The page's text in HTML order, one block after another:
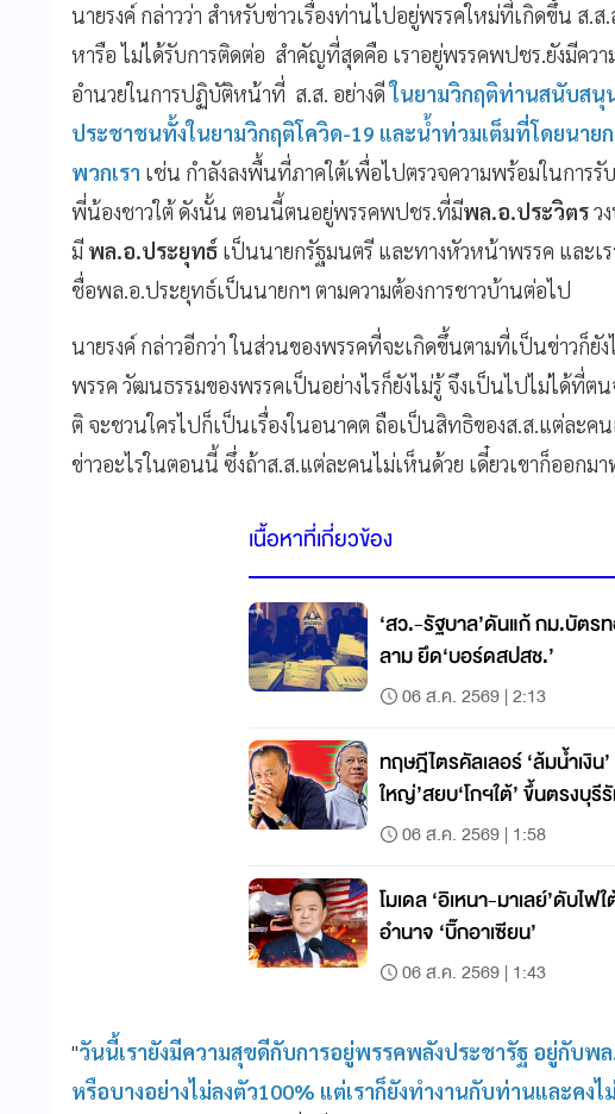
นายรงค์ กล่าวว่า สำหรับข่าวเรื่องท่านไปอยู่พรรคใหม่ที่เกิดขึ้น ส.ส
หารือ​ ไม่ได้รับการติดต่อ สำคัญที่สุดคือ เราอยู่พรรคพปชร.ยังมีคว
อำนวยในการปฏิบัติหน้าที่ ส.ส. อย่างดีในยามวิกฤติท่านสนับสนุ
ประชาชนทั้งในยามวิกฤติโควิด-19 และน้ำท่วมเต็มที่โดยนาย
พวกเรา เช่น กำลังลงพื้นที่ภาคใต้เพื่อไปตรวจความพร้อมในการ
พี่น้องชาวใต้ ดังนั้น ตอนนี้ตนอยู่พรรคพปชร.ที่มีพล.อ.ประวิตรว
มี พล.อ.ประยุทธ์ เป็นนายกรัฐมนตรี และทางหัวหน้าพรรค และเ
ชื่อพล.อ.ประยุทธ์เป็นนายกฯ ตามความต้องการชาวบ้านต่อไป
นายรงค์ กล่าวอีกว่า ในส่วนของพรรคที่จะเกิดขึ้นตามที่เป็นข่าวก็ยั
พรรค วัฒนธรรมของพรรคเป็นอย่างไรก็ยังไม่รู้ จึงเป็นไปไม่ได้ที่
ติ จะชวนใครไปก็เป็นเรื่องในอนาคต​ ถือเป็นสิทธิของส.ส.แต่ละคน
ข่าวอะไรในตอนนี้ ซึ่งถ้าส.ส.แต่ละคนไม่เห็นด้วย​ เดี๋ยวเขาก็ออกม
เนื้อหาที่เกี่ยวข้อง
‘สว.-รัฐบาล’ดันแก้ กม.บัตร
ลาม ยึด‘บอร์ดสปสช.’
06 ส.ค. 2569 | 2:13
ทฤษฎีไตรคัลเลอร์ ‘ล้มน้ำเงิน’
ใหญ่’สยบ‘โกฯใต้’ ขึ้นตรงบุรี
06 ส.ค. 2569 | 1:58
โมเดล ‘อิเหนา-มาเลย์’ดับไฟใต้ เกมบาลา
อำนาจ ‘บิ๊กอาเซียน’
06 ส.ค. 2569 | 1:43
"วันนี้เรายังมีความสุขดีกับการอยู่พรรคพลังประชารัฐ อยู่กับ
หรือบางอย่างไม่ลงตัว100% แต่เราก็ยังทำงานกับท่านและคงไ